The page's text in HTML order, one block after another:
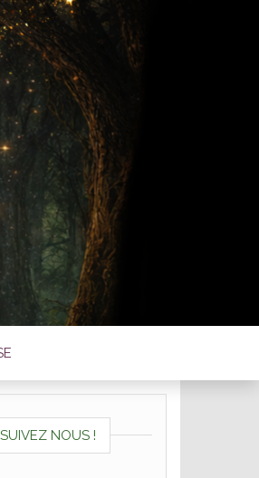
SUIVEZ NOUS !